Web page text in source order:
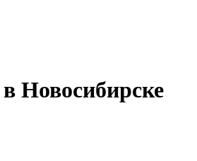
Новосибирске